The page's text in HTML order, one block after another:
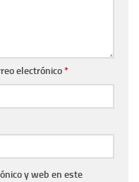
electrónico*
y web en este